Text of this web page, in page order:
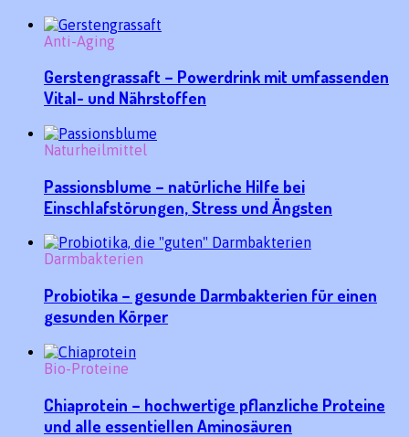
Anti-Aging
Gerstengrassaft – Powerdrink mit umfassenden
Vital- und Nährstoffen
Naturheilmittel
Passionsblume – natürliche Hilfe bei
Einschlafstörungen, Stress und Ängsten
Darmbakterien
Probiotika – gesunde Darmbakterien für einen
gesunden Körper
Bio-Proteine
Chiaprotein – hochwertige pflanzliche Proteine
und alle essentiellen Aminosäuren